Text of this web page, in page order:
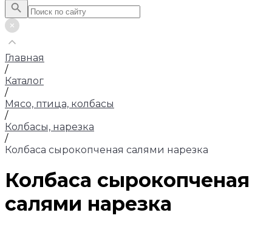
Главная
/
Каталог
/
Мясо, птица, колбасы
/
Колбасы, нарезка
/
Колбаса сырокопченая салями нарезка
Колбаса сырокопченая
салями нарезка